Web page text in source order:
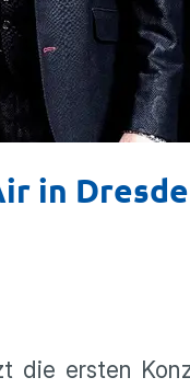
in
die ersten